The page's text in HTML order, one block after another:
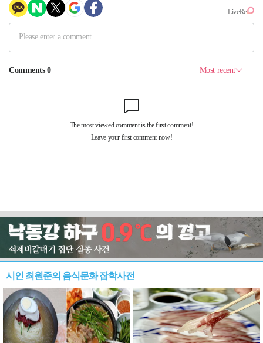
시인 최원준의 음식문화 잡학사전